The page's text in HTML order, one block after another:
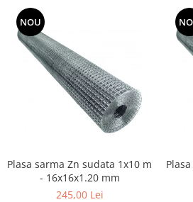
Aparate de sudură tevi PVC
Pistoale cu aer cald
Mașini electrice de șlefuit / polișat
Mixer electric
Polizor de banc
Masini de gaurit
Masini de debitat metal
Cosuri si pubele
NOU
Plasa sarma Zn sudata 1x10 m
- 16x16x1.20 mm
245,00 Lei